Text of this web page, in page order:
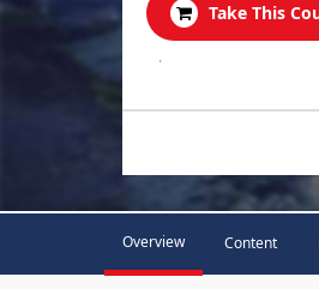
Take This
.
Overview Content